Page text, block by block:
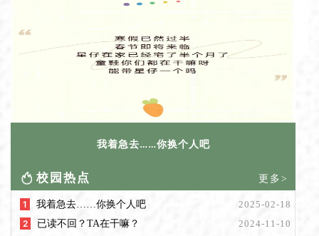
我着急去……你换个人吧
校园热点 更多>
1 我着急去……你换个人吧
2025-02-18
2
已读不回？TA在干嘛？
2024-11-10